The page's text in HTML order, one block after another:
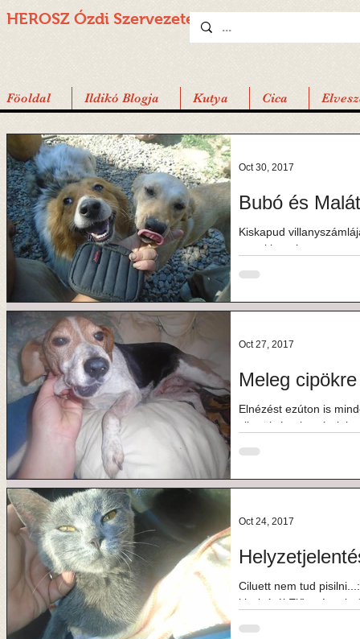
HEROSZ Ózdi Szervezete
Föoldal Ildikó Blogja Kutya Cica
Bubó és
Kiskapud
napokban, hogy ne
Oct 30, 2017
Meleg
Elnézést ezúton is
sikerült úgy igazán
Oct 27, 2017
Ciluett nem tud pisilni...:( Helyzetjelentés Ciluettről, a
kiscicáról Előzmények: Ciluett kedden került hozzám, lebénulva,
Oct 24, 2017